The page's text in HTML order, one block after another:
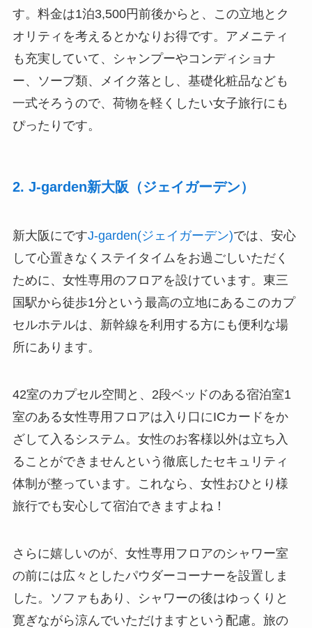
す。料金は1泊3,500円前後からと、この立地とク
オリティを考えるとかなりお得です。アメニティ
も充実していて、シャンプーやコンディショナ
ー、ソープ類、メイク落とし、基礎化粧品なども
一式そろうので、荷物を軽くしたい女子旅行にも
ぴったりです。
2. J-garden新大阪（ジェイガーデン）
新大阪にですJ-garden(ジェイガーデン)では、安心
して心置きなくステイタイムをお過ごしいただく
ために、女性専用のフロアを設けています。東三
国駅から徒歩1分という最高の立地にあるこのカプ
セルホテルは、新幹線を利用する方にも便利な場
所にあります。
42室のカプセル空間と、2段ベッドのある宿泊室1
室のある女性専用フロアは入り口にICカードをか
ざして入るシステム。女性のお客様以外は立ち入
ることができませんという徹底したセキュリティ
体制が整っています。これなら、女性おひとり様
旅行でも安心して宿泊できますよね！
さらに嬉しいのが、女性専用フロアのシャワー室
の前には広々としたパウダーコーナーを設置しま
した。ソファもあり、シャワーの後はゆっくりと
寛ぎながら涼んでいただけますという配慮。旅の